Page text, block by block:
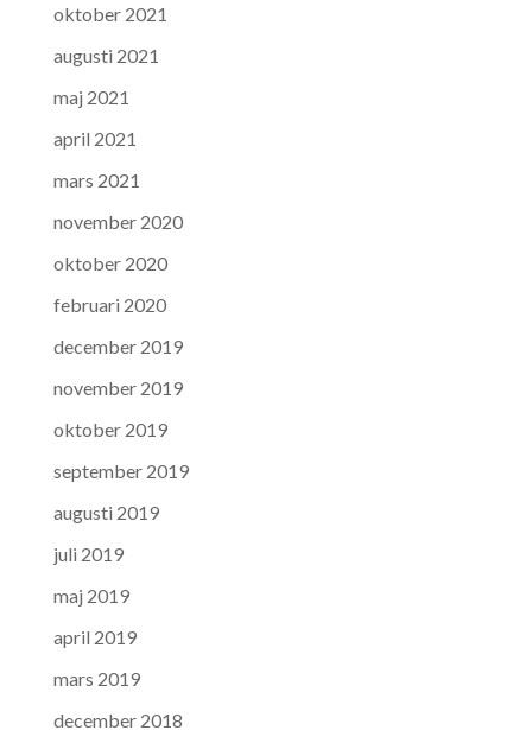
oktober 2021
augusti 2021
maj 2021
april 2021
mars 2021
november 2020
oktober 2020
februari 2020
december 2019
november 2019
oktober 2019
september 2019
augusti 2019
juli 2019
maj 2019
april 2019
mars 2019
december 2018